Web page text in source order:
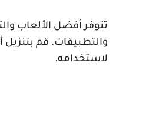
تتوفر أفضل الألعاب
والتطبيقات. قم
لاستخدامه.